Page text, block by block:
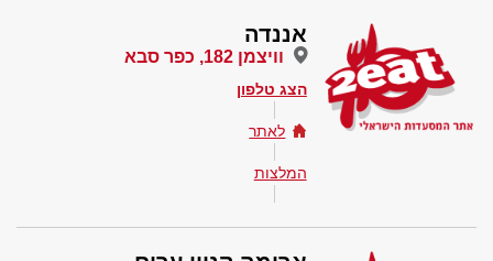
אננדה
וויצמן 182, כפר סבא
הצג טלפון
לאתר
המלצות